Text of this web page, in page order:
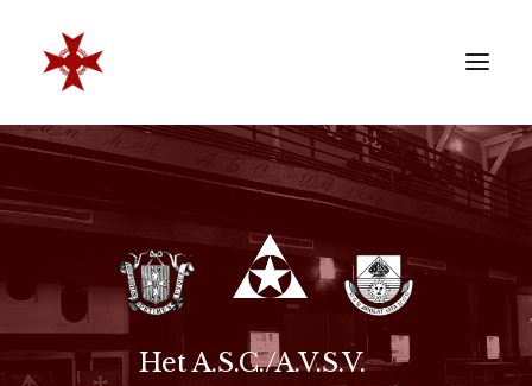
SOCIËTEIT
REÜNISTEN
ONTWIKKELING
CONTACT Het A.S.C./A.V.S.V.